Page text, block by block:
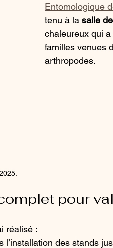
Entomologique
tenu à la salle
chaleureux qui
familles venues
arthropodes.
pour
réalisé :
l’installation des stands